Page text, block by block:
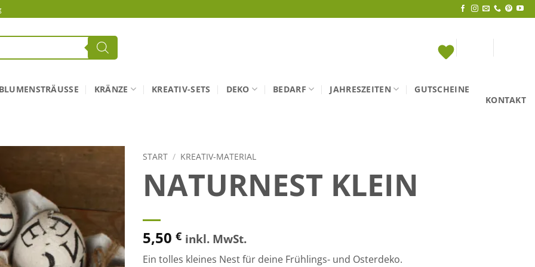
BLUMENSTRÄUSSE KRÄNZE KREATIV-SETS DEKO BEDARF JAHRESZEITEN
GUTSCHEINE
KONTAKT
START / KREATIV-MATERIAL
NATURNEST KLEIN
5,50 € inkl. MwSt.
Ein tolles kleines Nest für deine Frühlings- und Osterdeko.